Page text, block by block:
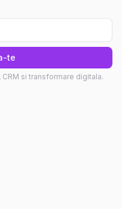
te
si transformare digitala.